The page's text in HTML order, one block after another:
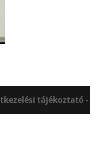
tájékoztató -